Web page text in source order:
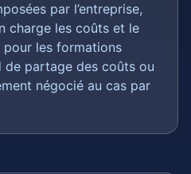
par l’entreprise,
charge les coûts et le
pour les formations
partage des coûts ou
négocié au cas par